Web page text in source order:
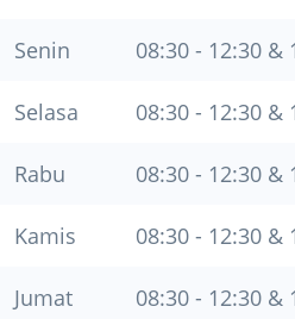
Senin 08:30 - 12:30 &
Selasa 08:30 - 12:30 &
Rabu 08:30 - 12:30 &
Kamis 08:30 - 12:30 &
Jumat 08:30 - 12:30 &